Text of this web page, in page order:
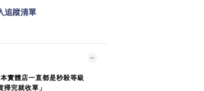
追蹤清單
實體店一直都是秒殺等級
掃完就收單」